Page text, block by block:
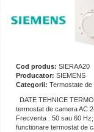
Cod produs: SIERAA20
Producator: SIEMENS
Categorii: Termostate de
DATE TEHNICE
termostat de camera AC
Frecventa : 50 sau 60
functionare termostat de